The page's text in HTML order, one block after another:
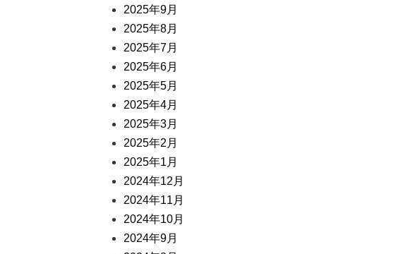
2025年9月
2025年8月
2025年7月
2025年6月
2025年5月
2025年4月
2025年3月
2025年2月
2025年1月
2024年12月
2024年11月
2024年10月
2024年9月